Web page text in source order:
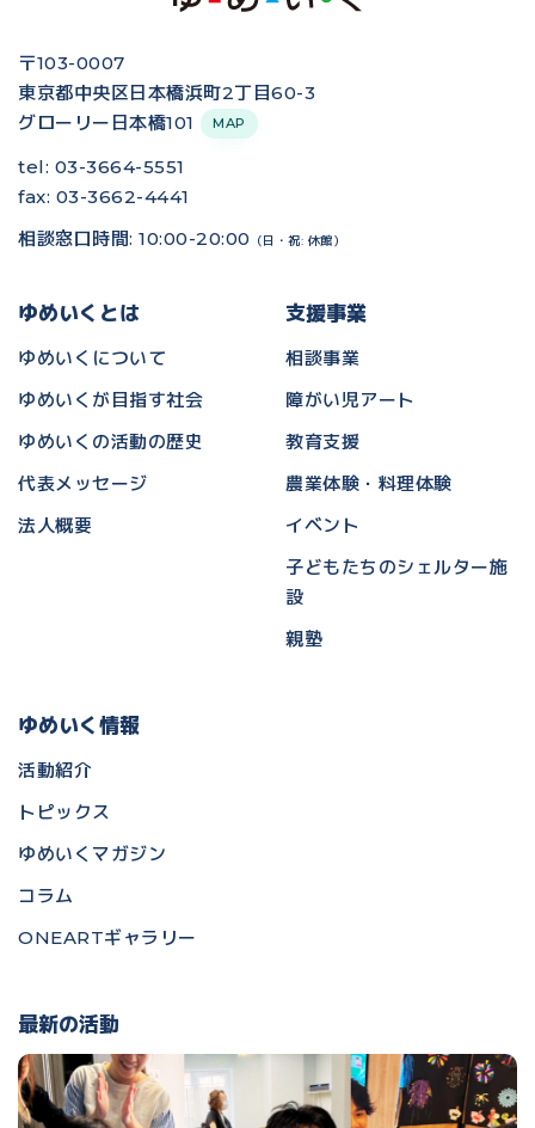
〒103-0007
東京都中央区日本橋浜町2丁目60-3
グローリー日本橋101
MAP
tel: 03-3664-5551
fax: 03-3662-4441
相談窓口時間: 10:00-20:00
（日・祝: 休館）
ゆめいくとは
ゆめいくについて
ゆめいくが目指す社会
ゆめいくの活動の歴史
代表メッセージ
法人概要
支援事業
相談事業
障がい児アート
教育支援
農業体験・料理体験
イベント
子どもたちのシェルター施
設
親塾
ゆめいく情報
活動紹介
トピックス
ゆめいくマガジン
コラム
ONEARTギャラリー
最新の活動